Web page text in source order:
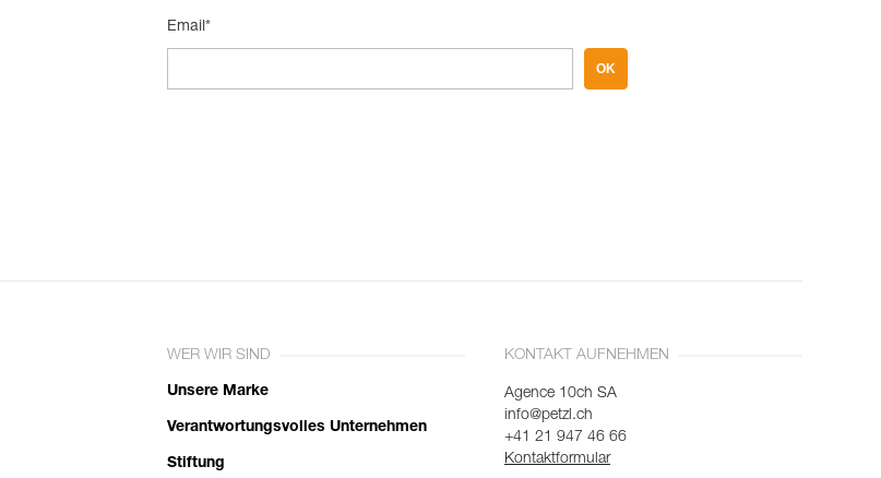
Email*
OK
WER WIR SIND
Unsere Marke
Verantwortungsvolles Unternehmen
Stiftung
KONTAKT AUFNEHMEN
Agence 10ch SA
info@petzl.ch
+41 21 947 46 66
Kontaktformular